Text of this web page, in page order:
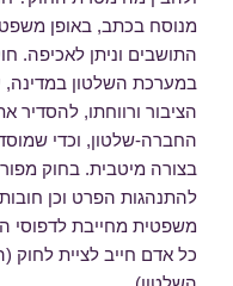
מנוסח בכתב, באופן
התושבים וניתן לאכיפה.
במערכת השלטון במדינה,
הציבור ורווחתו, להסדיר
החברה-שלטון, וכדי
בצורה מיטבית. בחוק
להתנהגות הפרט וכן
משפטית מחייבת לדפוסי
כל אדם חייב לציית לחוק